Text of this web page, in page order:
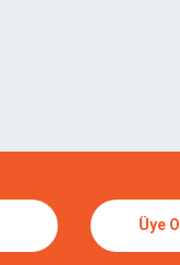
Üye Ol